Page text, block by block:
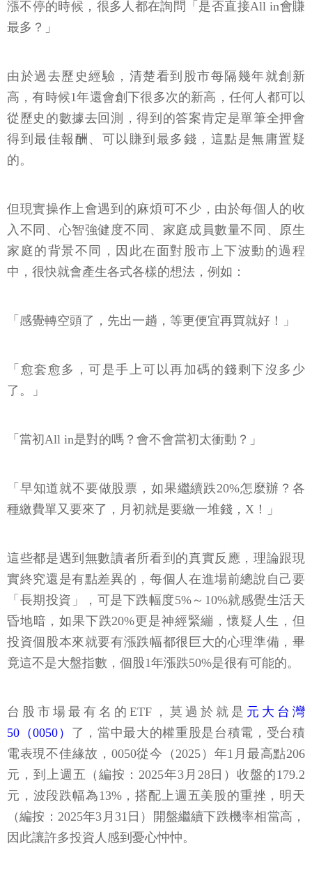
漲不停的時候，很多人都在詢問「是否直接All in會賺
最多？」
由於過去歷史經驗，清楚看到股市每隔幾年就創新
高，有時候1年還會創下很多次的新高，任何人都可以
從歷史的數據去回測，得到的答案肯定是單筆全押會
得到最佳報酬、可以賺到最多錢，這點是無庸置疑
的。
但現實操作上會遇到的麻煩可不少，由於每個人的收
入不同、心智強健度不同、家庭成員數量不同、原生
家庭的背景不同，因此在面對股市上下波動的過程
中，很快就會產生各式各樣的想法，例如：
「感覺轉空頭了，先出一趟，等更便宜再買就好！」
「愈套愈多，可是手上可以再加碼的錢剩下沒多少
了。」
「當初All in是對的嗎？會不會當初太衝動？」
「早知道就不要做股票，如果繼續跌20%怎麼辦？各
種繳費單又要來了，月初就是要繳一堆錢，X！」
這些都是遇到無數讀者所看到的真實反應，理論跟現
實終究還是有點差異的，每個人在進場前總說自己要
「長期投資」，可是下跌幅度5%～10%就感覺生活天
昏地暗，如果下跌20%更是神經緊繃，懷疑人生，但
投資個股本來就要有漲跌幅都很巨大的心理準備，畢
竟這不是大盤指數，個股1年漲跌50%是很有可能的。
台股市場最有名的ETF，莫過於就是 元大台灣
50（0050） 了，當中最大的權重股是台積電，受台積
電表現不佳緣故，0050從今（2025）年1月最高點206
元，到上週五（編按：2025年3月28日）收盤的179.2
元，波段跌幅為13%，搭配上週五美股的重挫，明天
（編按：2025年3月31日）開盤繼續下跌機率相當高，
因此讓許多投資人感到憂心忡忡。